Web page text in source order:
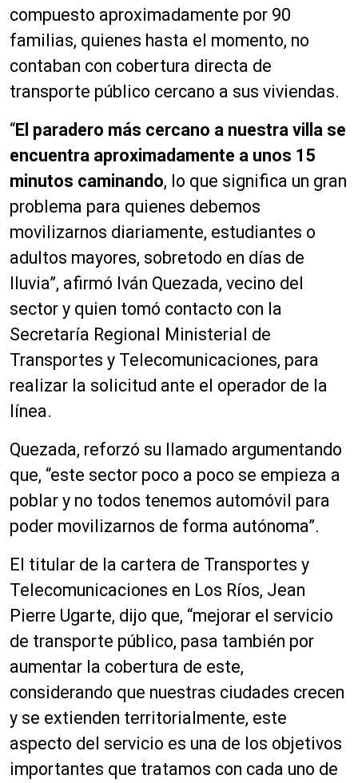
compuesto aproximadamente por 90
familias, quienes hasta el momento, no
contaban con cobertura directa de
transporte público cercano a sus viviendas.
“El paradero más cercano a nuestra villa se
encuentra aproximadamente a unos 15
minutos caminando, lo que significa un gran
problema para quienes debemos
movilizarnos diariamente, estudiantes o
adultos mayores, sobretodo en días de
lluvia”, afirmó Iván Quezada, vecino del
sector y quien tomó contacto con la
Secretaría Regional Ministerial de
Transportes y Telecomunicaciones, para
realizar la solicitud ante el operador de la
línea.
Quezada, reforzó su llamado argumentando
que, “este sector poco a poco se empieza a
poblar y no todos tenemos automóvil para
poder movilizarnos de forma autónoma”.
El titular de la cartera de Transportes y
Telecomunicaciones en Los Ríos, Jean
Pierre Ugarte, dijo que, “mejorar el servicio
de transporte público, pasa también por
aumentar la cobertura de este,
considerando que nuestras ciudades crecen
y se extienden territorialmente, este
aspecto del servicio es una de los objetivos
importantes que tratamos con cada uno de